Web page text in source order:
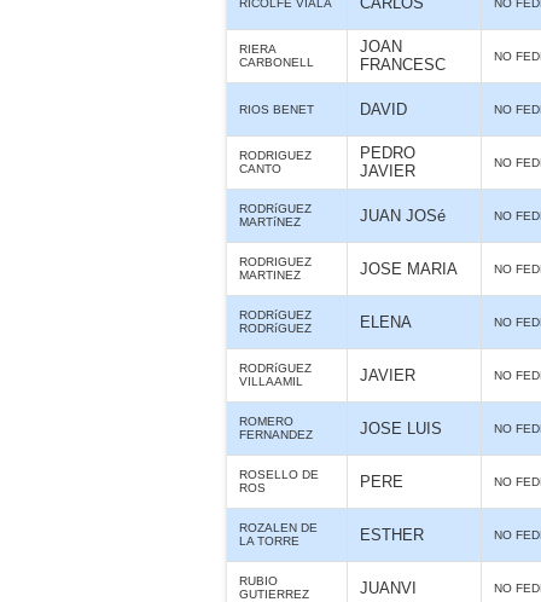
RICOLFE VIALA NO
RIERA
CARBONELL
JOAN
FRANCESC
NO
RIOS BENET DAVID NO
RODRIGUEZ
CANTO
PEDRO
JAVIER
NO
RODRíGUEZ
MARTíNEZ
JUAN JOSé NO
RODRIGUEZ
MARTINEZ
JOSE MARIA NO
RODRíGUEZ
RODRíGUEZ
ELENA NO
RODRíGUEZ
VILLAAMIL
JAVIER NO
ROMERO
FERNANDEZ
JOSE LUIS NO
ROSELLO DE
ROS
PERE NO
ROZALEN DE
LA TORRE
ESTHER NO
RUBIO
GUTIERREZ
JUANVI NO